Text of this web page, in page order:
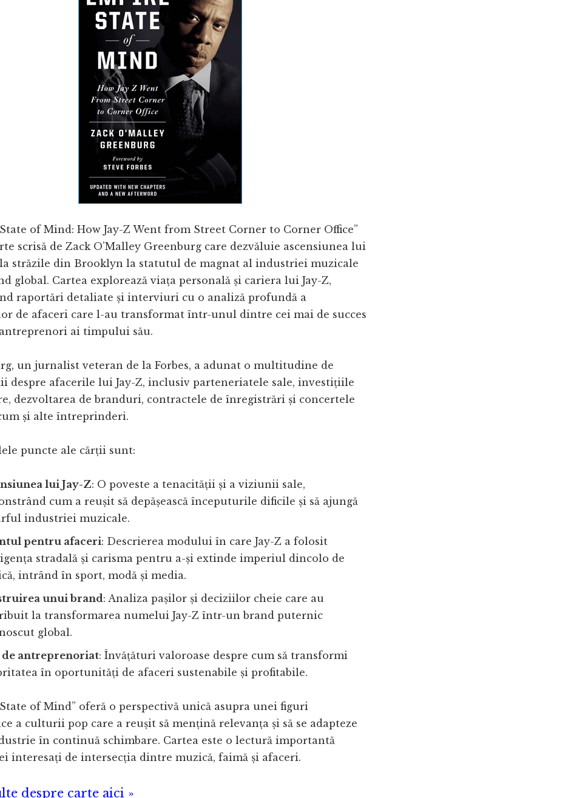
of Mind: How Jay-Z Went from Street Corner to Corner Office”
scrisă de Zack O’Malley Greenburg care dezvăluie ascensiunea lui
la străzile din Brooklyn la statutul de magnat al industriei muzicale
global. Cartea explorează viața personală și cariera lui Jay-Z,
raportări detaliate și interviuri cu o analiză profundă a
de afaceri care l-au transformat într-unul dintre cei mai de succes
ai timpului său.
un jurnalist veteran de la Forbes, a adunat o multitudine de
despre afacerile lui Jay-Z, inclusiv parteneriatele sale, investițiile
dezvoltarea de branduri, contractele de înregistrări și concertele
și alte întreprinderi.
puncte ale cărții sunt:
lui Jay-Z: O poveste a tenacității și a viziunii sale,
cum a reușit să depășească începuturile dificile și să ajungă
industriei muzicale.
pentru afaceri: Descrierea modului în care Jay-Z a folosit
stradală și carisma pentru a-și extinde imperiul dincolo de
intrând în sport, modă și media.
unui brand: Analiza pașilor și deciziilor cheie care au
la transformarea numelui Jay-Z într-un brand puternic
global.
antreprenoriat: Învățături valoroase despre cum să transformi
în oportunități de afaceri sustenabile și profitabile.
of Mind” oferă o perspectivă unică asupra unei figuri
a culturii pop care a reușit să mențină relevanța și să se adapteze
în continuă schimbare. Cartea este o lectură importantă
interesați de intersecția dintre muzică, faimă și afaceri.
despre carte aici »